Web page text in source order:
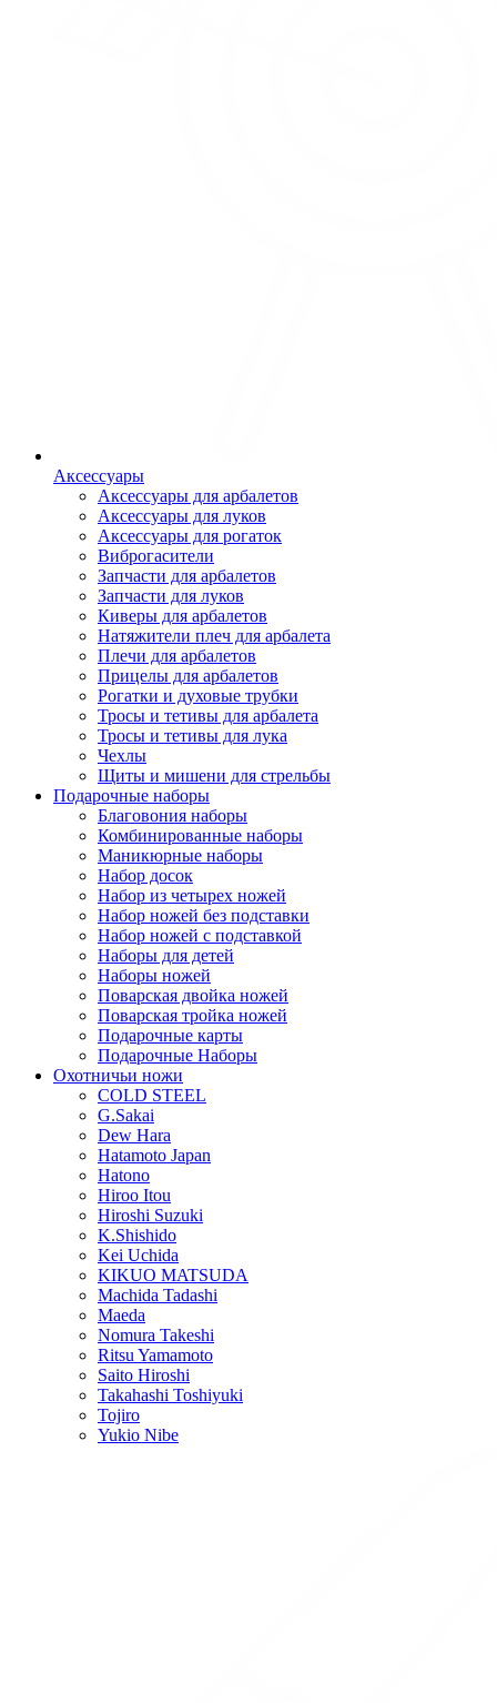
Аксессуары
Аксессуары для арбалетов
Аксессуары для луков
Аксессуары для рогаток
Виброгасители
Запчасти для арбалетов
Запчасти для луков
Киверы для арбалетов
Натяжители плеч для арбалета
Плечи для арбалетов
Прицелы для арбалетов
Рогатки и духовые трубки
Тросы и тетивы для арбалета
Тросы и тетивы для лука
Чехлы
Щиты и мишени для стрельбы
Подарочные наборы
Благовония наборы
Комбинированные наборы
Маникюрные наборы
Набор досок
Набор из четырех ножей
Набор ножей без подставки
Набор ножей с подставкой
Наборы для детей
Наборы ножей
Поварская двойка ножей
Поварская тройка ножей
Подарочные карты
Подарочные Наборы
Охотничьи ножи
COLD STEEL
G.Sakai
Dew Hara
Hatamoto Japan
Hatono
Hiroo Itou
Hiroshi Suzuki
K.Shishido
Kei Uchida
KIKUO MATSUDA
Machida Tadashi
Maeda
Nomura Takeshi
Ritsu Yamamoto
Saito Hiroshi
Takahashi Toshiyuki
Tojiro
Yukio Nibe